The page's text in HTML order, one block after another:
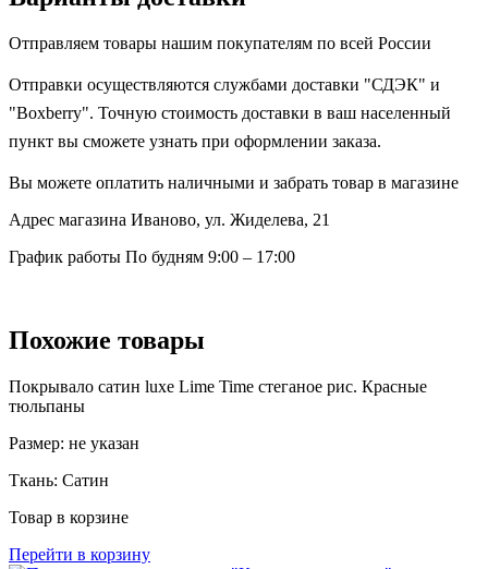
Отправляем товары нашим покупателям по всей России
Отправки осуществляются службами доставки "СДЭК" и
"Boxberry". Точную стоимость доставки в ваш населенный
пункт вы сможете узнать при оформлении заказа.
Вы можете оплатить наличными и забрать товар в магазине
Адрес магазина Иваново, ул. Жиделева, 21
График работы По будням 9:00 – 17:00
Похожие товары
Покрывало сатин luxe Lime Time стеганое рис. Красные
тюльпаны
Размер: не указан
Ткань: Сатин
Товар в корзине
Перейти в корзину